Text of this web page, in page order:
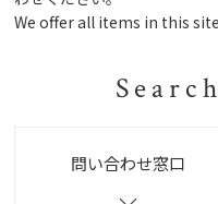
We offer all items in this
問い合わせ窓口